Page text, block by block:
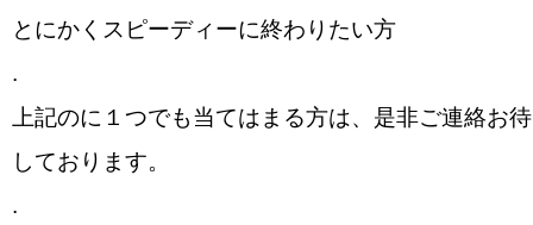
️とにかくスピーディーに終わりたい方
.
上記の️に１つでも当てはまる方は、是非ご連絡お
しております。
.